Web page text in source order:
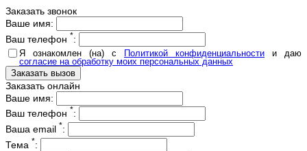
Заказать звонок
Ваше имя:
Ваш телефон *:
Я ознакомлен (на) с Политикой конфиденциальности и даю
согласие на обработку моих персональных данных
Заказать онлайн
Ваше имя:
Ваш телефон *:
Ваша email *:
Тема *: